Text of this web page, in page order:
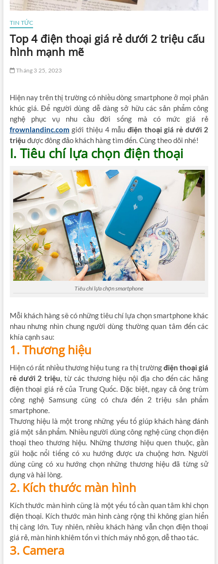
TIN TỨC
Top 4 điện thoại giá rẻ dưới 2 triệu cấu
hình mạnh mẽ
Tháng 3 25, 2023
Hiện nay trên thị trường có nhiều dòng smartphone ở mọi phân
khúc giá. Để người dùng dễ dàng sở hữu các sản phẩm công
nghệ phục vụ nhu cầu đời sống mà có mức giá rẻ
frownlandinc.com giới thiệu 4 mẫu điện thoại giá rẻ dưới 2
triệu được đông đảo khách hàng tìm đến. Cùng theo dõi nhé!
I. Tiêu chí lựa chọn điện thoại
Tiêu chí lựa chọn smartphone
Mỗi khách hàng sẽ có những tiêu chí lựa chọn smartphone khác
nhau nhưng nhìn chung người dùng thường quan tâm đến các
khía cạnh sau:
1. Thương hiệu
Hiện có rất nhiều thương hiệu tung ra thị trườngđiện thoại giá
rẻ dưới 2 triệu, từ các thương hiệu nội địa cho đến các hãng
điện thoại giá rẻ của Trung Quốc. Đặc biệt, ngay cả ông trùm
công nghệ Samsung cũng có chưa đến 2 triệu sản phẩm
smartphone.
Thương hiệu là một trong những yếu tố giúp khách hàng đánh
giá một sản phẩm. Nhiều người dùng công nghệ cũng chọn điện
thoại theo thương hiệu. Những thương hiệu quen thuộc, gần
gũi hoặc nổi tiếng có xu hướng được ưa chuộng hơn. Người
dùng cũng có xu hướng chọn những thương hiệu đã từng sử
dụng và hài lòng.
2. Kích thước màn hình
Kích thước màn hình cũng là một yếu tố cần quan tâm khi chọn
điện thoại. Kích thước màn hình càng rộng thì không gian hiển
thị càng lớn. Tuy nhiên, nhiều khách hàng vẫn chọn điện thoại
giá rẻ, màn hình khiêm tốn vì thích máy nhỏ gọn, dễ thao tác.
3. Camera